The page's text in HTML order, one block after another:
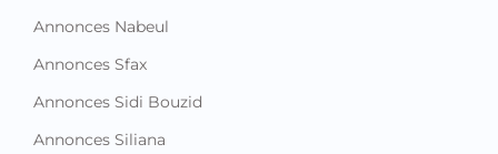
Annonces Nabeul
Annonces Sfax
Annonces Sidi Bouzid
Annonces Siliana